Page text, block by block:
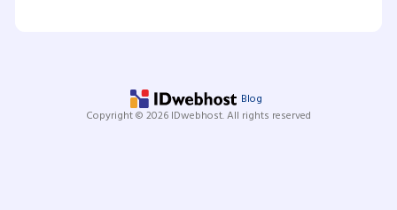
Blog
Copyright © 2026 IDwebhost. All rights reserved